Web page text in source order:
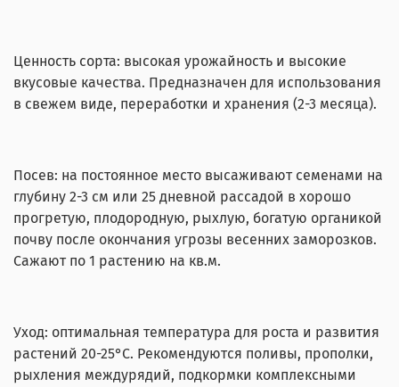
Ценность сорта: высокая урожайность и высокие
вкусовые качества. Предназначен для использования
в свежем виде, переработки и хранения (2-3 месяца).
Посев: на постоянное место высаживают семенами на
глубину 2-3 см или 25 дневной рассадой в хорошо
прогретую, плодородную, рыхлую, богатую органикой
почву после окончания угрозы весенних заморозков.
Сажают по 1 растению на кв.м.
Уход: оптимальная температура для роста и развития
растений 20-25°С. Рекомендуются поливы, прополки,
рыхления междурядий, подкормки комплексными